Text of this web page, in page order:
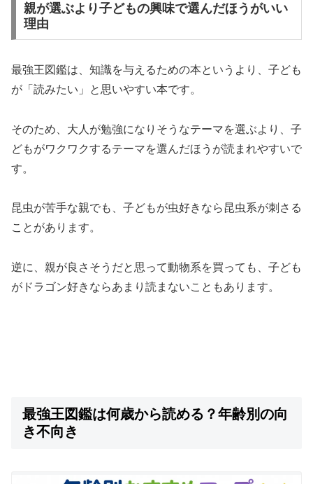
親が選ぶより子どもの興味で選んだほうがいい
理由
最強王図鑑は、知識を与えるための本というより、子ども
が「読みたい」と思いやすい本です。
そのため、大人が勉強になりそうなテーマを選ぶより、子
どもがワクワクするテーマを選んだほうが読まれやすいで
す。
昆虫が苦手な親でも、子どもが虫好きなら昆虫系が刺さる
ことがあります。
逆に、親が良さそうだと思って動物系を買っても、子ども
がドラゴン好きならあまり読まないこともあります。
最強王図鑑は何歳から読める？年齢別の向
き不向き